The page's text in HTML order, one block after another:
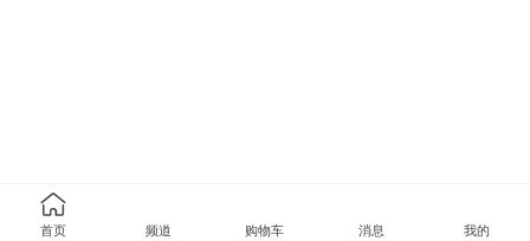
首页 频道 购物车 消息 我的